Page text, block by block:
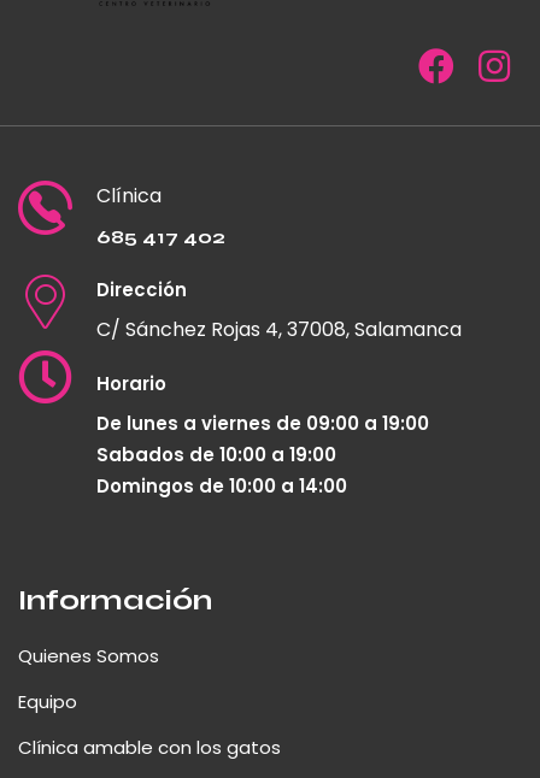
Clínica
685 417 402
Dirección
C/ Sánchez Rojas 4, 37008, Salamanca
Horario
De lunes a viernes de 09:00 a 19:00
Sabados de 10:00 a 19:00
Domingos de 10:00 a 14:00
Información
Quienes Somos
Equipo
Clínica amable con los gatos